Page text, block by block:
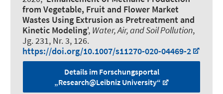
from Vegetable, Fruit and Flower Market
Wastes Using Extrusion as Pretreatment and
Kinetic Modeling', Water, Air, and Soil Pollution,
Jg. 231, Nr. 3, 126.
https://doi.org/10.1007/s11270-020-04469-2
Details im Forschungsportal
„Research@Leibniz University“